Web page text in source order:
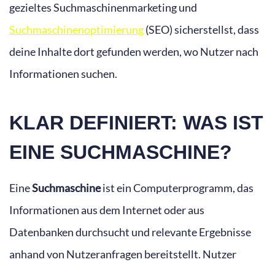
gezieltes Suchmaschinenmarketing und
Suchmaschinenoptimierung(SEO) sicherstellst, dass
deine Inhalte dort gefunden werden, wo Nutzer nach
Informationen suchen.
KLAR DEFINIERT: WAS IST
EINE SUCHMASCHINE?
EineSuchmaschineist ein Computerprogramm, das
Informationen aus dem Internet oder aus
Datenbanken durchsucht und relevante Ergebnisse
anhand von Nutzeranfragen bereitstellt. Nutzer